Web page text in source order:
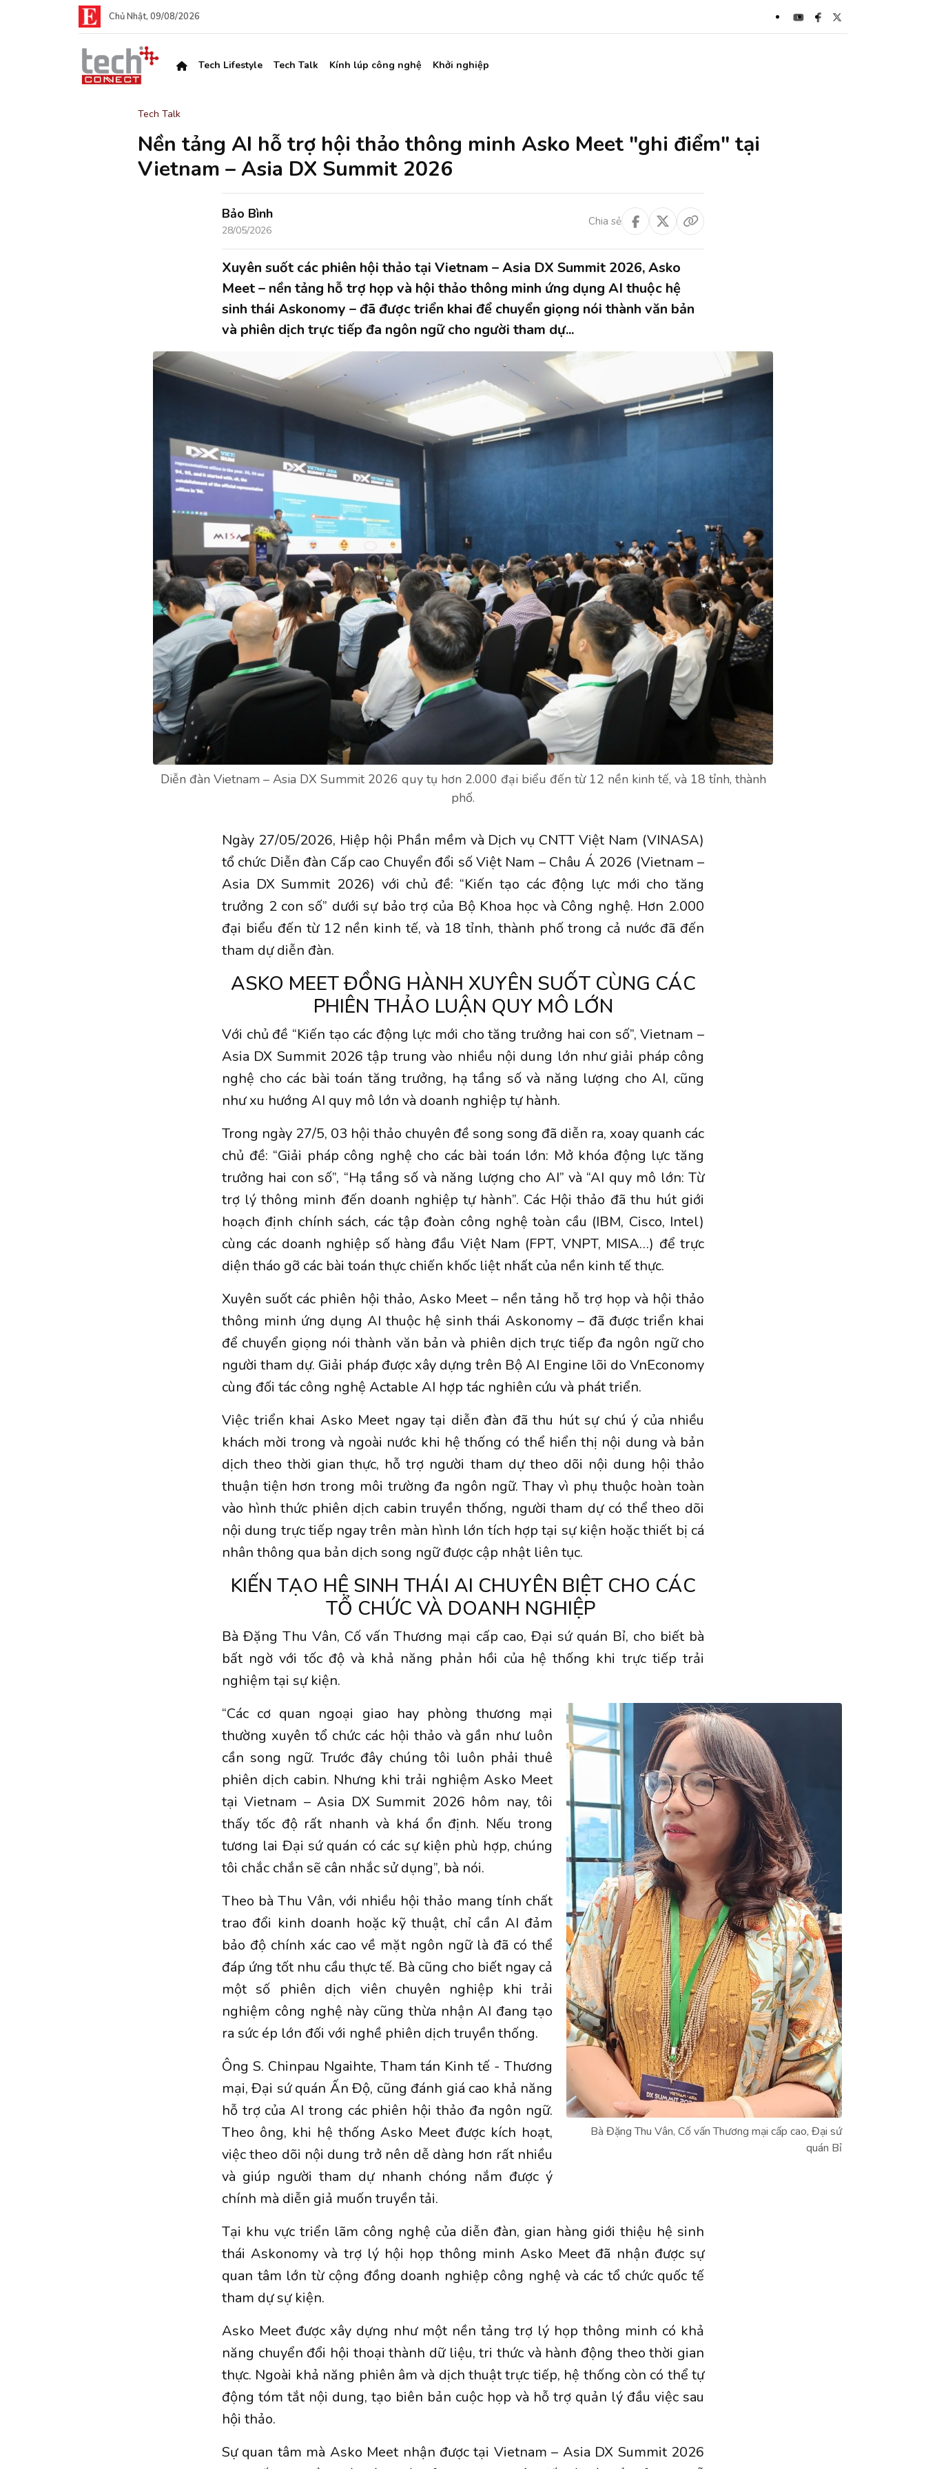
Chủ Nhật, 09/08/2026
Tech Lifestyle Tech Talk Kính lúp công nghệ Khởi nghiệp
Tech Talk
Nền tảng AI hỗ trợ hội thảo thông minh Asko Meet "ghi điểm" tại
Vietnam – Asia DX Summit 2026
Bảo Bình
28/05/2026
Chia sẻ
Xuyên suốt các phiên hội thảo tại Vietnam – Asia DX Summit 2026, Asko
Meet – nền tảng hỗ trợ họp và hội thảo thông minh ứng dụng AI thuộc hệ
sinh thái Askonomy – đã được triển khai để chuyển giọng nói thành văn bản
và phiên dịch trực tiếp đa ngôn ngữ cho người tham dự...
Diễn đàn Vietnam – Asia DX Summit 2026 quy tụ hơn 2.000 đại biểu đến từ 12 nền kinh tế, và 18 tỉnh, thành
phố.
Ngày 27/05/2026, Hiệp hội Phần mềm và Dịch vụ CNTT Việt Nam (VINASA)
tổ chức Diễn đàn Cấp cao Chuyển đổi số Việt Nam – Châu Á 2026 (Vietnam –
Asia DX Summit 2026) với chủ đề: “Kiến tạo các động lực mới cho tăng
trưởng 2 con số” dưới sự bảo trợ của Bộ Khoa học và Công nghệ. Hơn 2.000
đại biểu đến từ 12 nền kinh tế, và 18 tỉnh, thành phố trong cả nước đã đến
tham dự diễn đàn.
ASKO MEET ĐỒNG HÀNH XUYÊN SUỐT CÙNG CÁC
PHIÊN THẢO LUẬN QUY MÔ LỚN
Với chủ đề “Kiến tạo các động lực mới cho tăng trưởng hai con số”, Vietnam –
Asia DX Summit 2026 tập trung vào nhiều nội dung lớn như giải pháp công
nghệ cho các bài toán tăng trưởng, hạ tầng số và năng lượng cho AI, cũng
như xu hướng AI quy mô lớn và doanh nghiệp tự hành.
Trong ngày 27/5, 03 hội thảo chuyên đề song song đã diễn ra, xoay quanh các
chủ đề: “Giải pháp công nghệ cho các bài toán lớn: Mở khóa động lực tăng
trưởng hai con số”, “Hạ tầng số và năng lượng cho AI” và “AI quy mô lớn: Từ
trợ lý thông minh đến doanh nghiệp tự hành”. Các Hội thảo đã thu hút giới
hoạch định chính sách, các tập đoàn công nghệ toàn cầu (IBM, Cisco, Intel)
cùng các doanh nghiệp số hàng đầu Việt Nam (FPT, VNPT, MISA…) để trực
diện tháo gỡ các bài toán thực chiến khốc liệt nhất của nền kinh tế thực.
Xuyên suốt các phiên hội thảo, Asko Meet – nền tảng hỗ trợ họp và hội thảo
thông minh ứng dụng AI thuộc hệ sinh thái Askonomy – đã được triển khai
để chuyển giọng nói thành văn bản và phiên dịch trực tiếp đa ngôn ngữ cho
người tham dự. Giải pháp được xây dựng trên Bộ AI Engine lõi do VnEconomy
cùng đối tác công nghệ Actable AI hợp tác nghiên cứu và phát triển.
Việc triển khai Asko Meet ngay tại diễn đàn đã thu hút sự chú ý của nhiều
khách mời trong và ngoài nước khi hệ thống có thể hiển thị nội dung và bản
dịch theo thời gian thực, hỗ trợ người tham dự theo dõi nội dung hội thảo
thuận tiện hơn trong môi trường đa ngôn ngữ. Thay vì phụ thuộc hoàn toàn
vào hình thức phiên dịch cabin truyền thống, người tham dự có thể theo dõi
nội dung trực tiếp ngay trên màn hình lớn tích hợp tại sự kiện hoặc thiết bị cá
nhân thông qua bản dịch song ngữ được cập nhật liên tục.
KIẾN TẠO HỆ SINH THÁI AI CHUYÊN BIỆT CHO CÁC
TỔ CHỨC VÀ DOANH NGHIỆP
Bà Đặng Thu Vân, Cố vấn Thương mại cấp cao, Đại sứ quán Bỉ, cho biết bà
bất ngờ với tốc độ và khả năng phản hồi của hệ thống khi trực tiếp trải
nghiệm tại sự kiện.
Bà Đặng Thu Vân, Cố vấn Thương mại cấp cao, Đại sứ
quán Bỉ
“Các cơ quan ngoại giao hay phòng thương mại
thường xuyên tổ chức các hội thảo và gần như luôn
cần song ngữ. Trước đây chúng tôi luôn phải thuê
phiên dịch cabin. Nhưng khi trải nghiệm Asko Meet
tại Vietnam – Asia DX Summit 2026 hôm nay, tôi
thấy tốc độ rất nhanh và khá ổn định. Nếu trong
tương lai Đại sứ quán có các sự kiện phù hợp, chúng
tôi chắc chắn sẽ cân nhắc sử dụng”, bà nói.
Theo bà Thu Vân, với nhiều hội thảo mang tính chất
trao đổi kinh doanh hoặc kỹ thuật, chỉ cần AI đảm
bảo độ chính xác cao về mặt ngôn ngữ là đã có thể
đáp ứng tốt nhu cầu thực tế. Bà cũng cho biết ngay cả
một số phiên dịch viên chuyên nghiệp khi trải
nghiệm công nghệ này cũng thừa nhận AI đang tạo
ra sức ép lớn đối với nghề phiên dịch truyền thống.
Ông S. Chinpau Ngaihte, Tham tán Kinh tế - Thương
mại, Đại sứ quán Ấn Độ, cũng đánh giá cao khả năng
hỗ trợ của AI trong các phiên hội thảo đa ngôn ngữ.
Theo ông, khi hệ thống Asko Meet được kích hoạt,
việc theo dõi nội dung trở nên dễ dàng hơn rất nhiều
và giúp người tham dự nhanh chóng nắm được ý
chính mà diễn giả muốn truyền tải.
Tại khu vực triển lãm công nghệ của diễn đàn, gian hàng giới thiệu hệ sinh
thái Askonomy và trợ lý hội họp thông minh Asko Meet đã nhận được sự
quan tâm lớn từ cộng đồng doanh nghiệp công nghệ và các tổ chức quốc tế
tham dự sự kiện.
Asko Meet được xây dựng như một nền tảng trợ lý họp thông minh có khả
năng chuyển đổi hội thoại thành dữ liệu, tri thức và hành động theo thời gian
thực. Ngoài khả năng phiên âm và dịch thuật trực tiếp, hệ thống còn có thể tự
động tóm tắt nội dung, tạo biên bản cuộc họp và hỗ trợ quản lý đầu việc sau
hội thảo.
Sự quan tâm mà Asko Meet nhận được tại Vietnam – Asia DX Summit 2026